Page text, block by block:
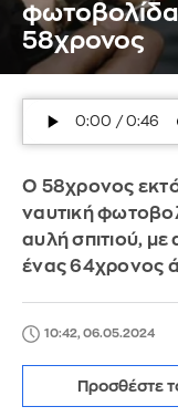
58χρονος
Ο 58χρονος
ναυτική
αυλή σπιτιού,
ένας 64χρονος
10:42, 06.05.2024
Προσθέστε